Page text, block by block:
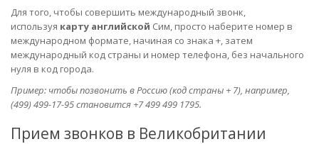
Для того, чтобы совершить международный звонк,
используя карту английской Сим, просто наберите номер в
международном формате, начиная со знака +, затем
международный код страны и номер телефона, без начального
нуля в код города.
Пример: чтобы позвонить в Россию (код страны + 7), например,
(499) 499-17-95 становится +7 499 499 1795.
Прием звонков в Великобритании